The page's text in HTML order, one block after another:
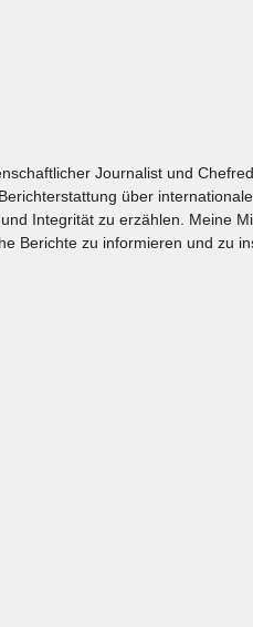
Journalist und
über
Integrität zu erzählen. Meine
Berichte zu informieren und zu